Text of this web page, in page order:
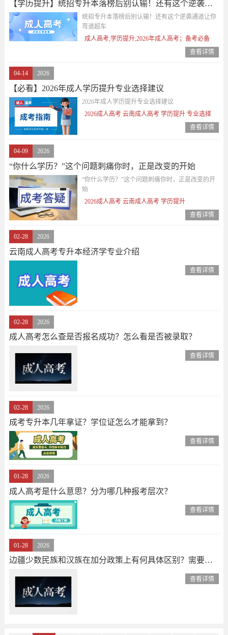
【学历提升】统招专升本落榜后别认输！还有这个逆袭通道让你弯道超车
统招专升本落榜后别认输！还有这个逆袭通道让你
弯道超车
成人高考;学历提升;2026年成人高考；备考必备
查看详情
04-14 2026
【必看】2026年成人学历提升专业选择建议
2026年成人学历提升专业选择建议
2026成人高考 云南成人高考 学历提升 专业选择
查看详情
04-09 2026
“你什么学历？”这个问题刺痛你时，正是改变的开始
“你什么学历？”这个问题刺痛你时，正是改变的开
始
2026成人高考 云南成人高考 学历提升
查看详情
02-28 2026
云南成人高考专升本经济学专业介绍
查看详情
02-28 2026
成人高考怎么查是否报名成功？怎么看是否被录取？
查看详情
02-28 2026
成考专升本几年拿证？学位证怎么才能拿到？
查看详情
01-28 2026
成人高考是什么意思？分为哪几种报考层次？
查看详情
01-28 2026
边疆少数民族和汉族在加分政策上有何具体区别？需要提供哪些证明材料？
查看详情